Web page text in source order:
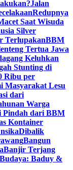
Jalan
Redupnya
Saat Wisuda
Silver
TerlupakanBBM
Tertua Jawa
Keluhkan
Stunting di
Ribu per
Masyarakat Lesu
dari
Warga
Pindah dari BBM
Kontainer
Dibalik
Bangun
Banjir Terjang
Baduy &